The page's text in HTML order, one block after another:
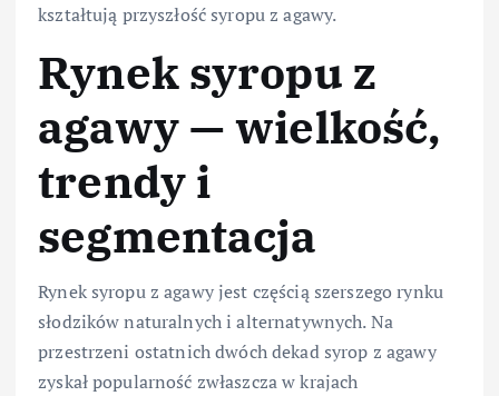
kształtują przyszłość syropu z agawy.
Rynek syropu z
agawy — wielkość,
trendy i
segmentacja
Rynek syropu z agawy jest częścią szerszego rynku
słodzików naturalnych i alternatywnych. Na
przestrzeni ostatnich dwóch dekad syrop z agawy
zyskał popularność zwłaszcza w krajach